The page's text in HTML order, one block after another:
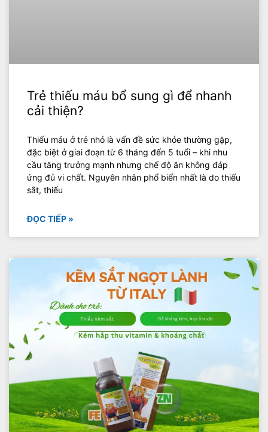
Trẻ thiếu máu bổ sung gì để nhanh
cải thiện?
Thiếu máu ở trẻ nhỏ là vấn đề sức khỏe thường gặp,
đặc biệt ở giai đoạn từ 6 tháng đến 5 tuổi – khi nhu
cầu tăng trưởng mạnh nhưng chế độ ăn không đáp
ứng đủ vi chất. Nguyên nhân phổ biến nhất là do thiếu
sắt, thiếu
ĐỌC TIẾP »